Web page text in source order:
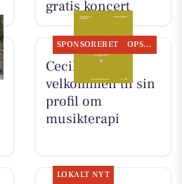
gratis koncert
SPONSORERET OPSLAGSTAVLEN
Cecillie byder
velkommen til sin
profil om
musikterapi
LOKALT NYT